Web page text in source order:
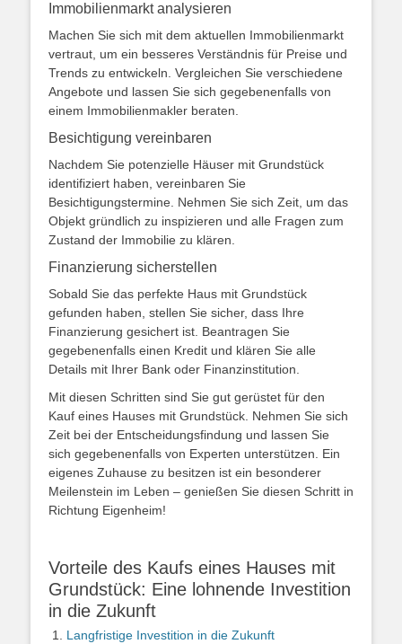
Immobilienmarkt analysieren
Machen Sie sich mit dem aktuellen Immobilienmarkt
vertraut, um ein besseres Verständnis für Preise und
Trends zu entwickeln. Vergleichen Sie verschiedene
Angebote und lassen Sie sich gegebenenfalls von
einem Immobilienmakler beraten.
Besichtigung vereinbaren
Nachdem Sie potenzielle Häuser mit Grundstück
identifiziert haben, vereinbaren Sie
Besichtigungstermine. Nehmen Sie sich Zeit, um das
Objekt gründlich zu inspizieren und alle Fragen zum
Zustand der Immobilie zu klären.
Finanzierung sicherstellen
Sobald Sie das perfekte Haus mit Grundstück
gefunden haben, stellen Sie sicher, dass Ihre
Finanzierung gesichert ist. Beantragen Sie
gegebenenfalls einen Kredit und klären Sie alle
Details mit Ihrer Bank oder Finanzinstitution.
Mit diesen Schritten sind Sie gut gerüstet für den
Kauf eines Hauses mit Grundstück. Nehmen Sie sich
Zeit bei der Entscheidungsfindung und lassen Sie
sich gegebenenfalls von Experten unterstützen. Ein
eigenes Zuhause zu besitzen ist ein besonderer
Meilenstein im Leben – genießen Sie diesen Schritt in
Richtung Eigenheim!
Vorteile des Kaufs eines Hauses mit
Grundstück: Eine lohnende Investition
in die Zukunft
Langfristige Investition in die Zukunft